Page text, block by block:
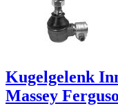
Kugelgelenk
Massey